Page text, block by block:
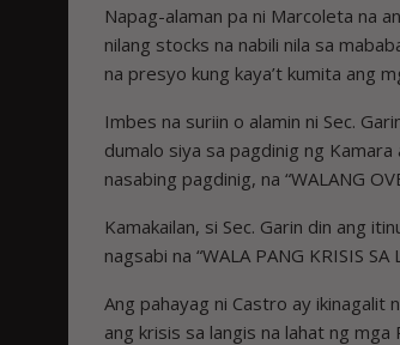
Napag-alaman pa ni Marcoleta na
nilang stocks na nabili nila sa
na presyo kung kaya’t kumita ang
Imbes na suriin o alamin ni Sec.
dumalo siya sa pagdinig ng
nasabing pagdinig, na “WALANG
Kamakailan, si Sec. Garin din ang
nagsabi na “WALA PANG KRISIS
Ang pahayag ni Castro ay
ang krisis sa langis na lahat ng